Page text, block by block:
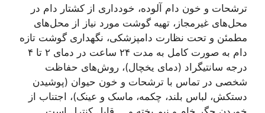
ترشحات و خون دام آلوده، خودداری از کشتار دام در
محل‌های غیرمجاز، تهیه گوشت مورد نیاز از محل‌های
مطمئن و تحت نظارت دامپزشکی، نگهداری گوشت تازه
دام به صورت کامل به مدت ۲۴ ساعت در دمای ۲ تا ۴
درجه سانتیگراد (دمای یخچال)، روش‌های حفاظت
شخصی در تماس با ترشحات و خون حیوان (پوشیدن
دستکش، لباس بلند، چکمه، ماسک و عینک)، اجتناب از